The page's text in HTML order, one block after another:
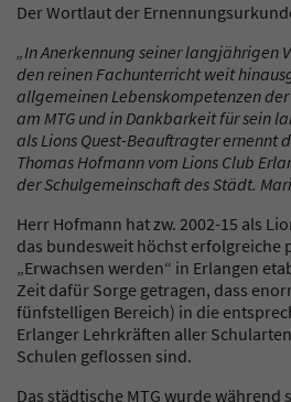
Der Wortlaut der
„In Anerkennung seiner langjährigen
den reinen Fachunterricht weit
allgemeinen Lebenskompetenzen
am MTG und in Dankbarkeit für sein
als Lions Quest-Beauftragter ernennt
Thomas Hofmann vom Lions Club
der Schulgemeinschaft des Städt.
Herr Hofmann hat zw. 2002-15 als
das bundesweit höchst erfolgreiche
„Erwachsen werden“ in Erlangen
Zeit dafür Sorge getragen, dass
fünfstelligen Bereich) in die
Erlanger Lehrkräften aller
Schulen geflossen sind.
Das städtische MTG wurde während